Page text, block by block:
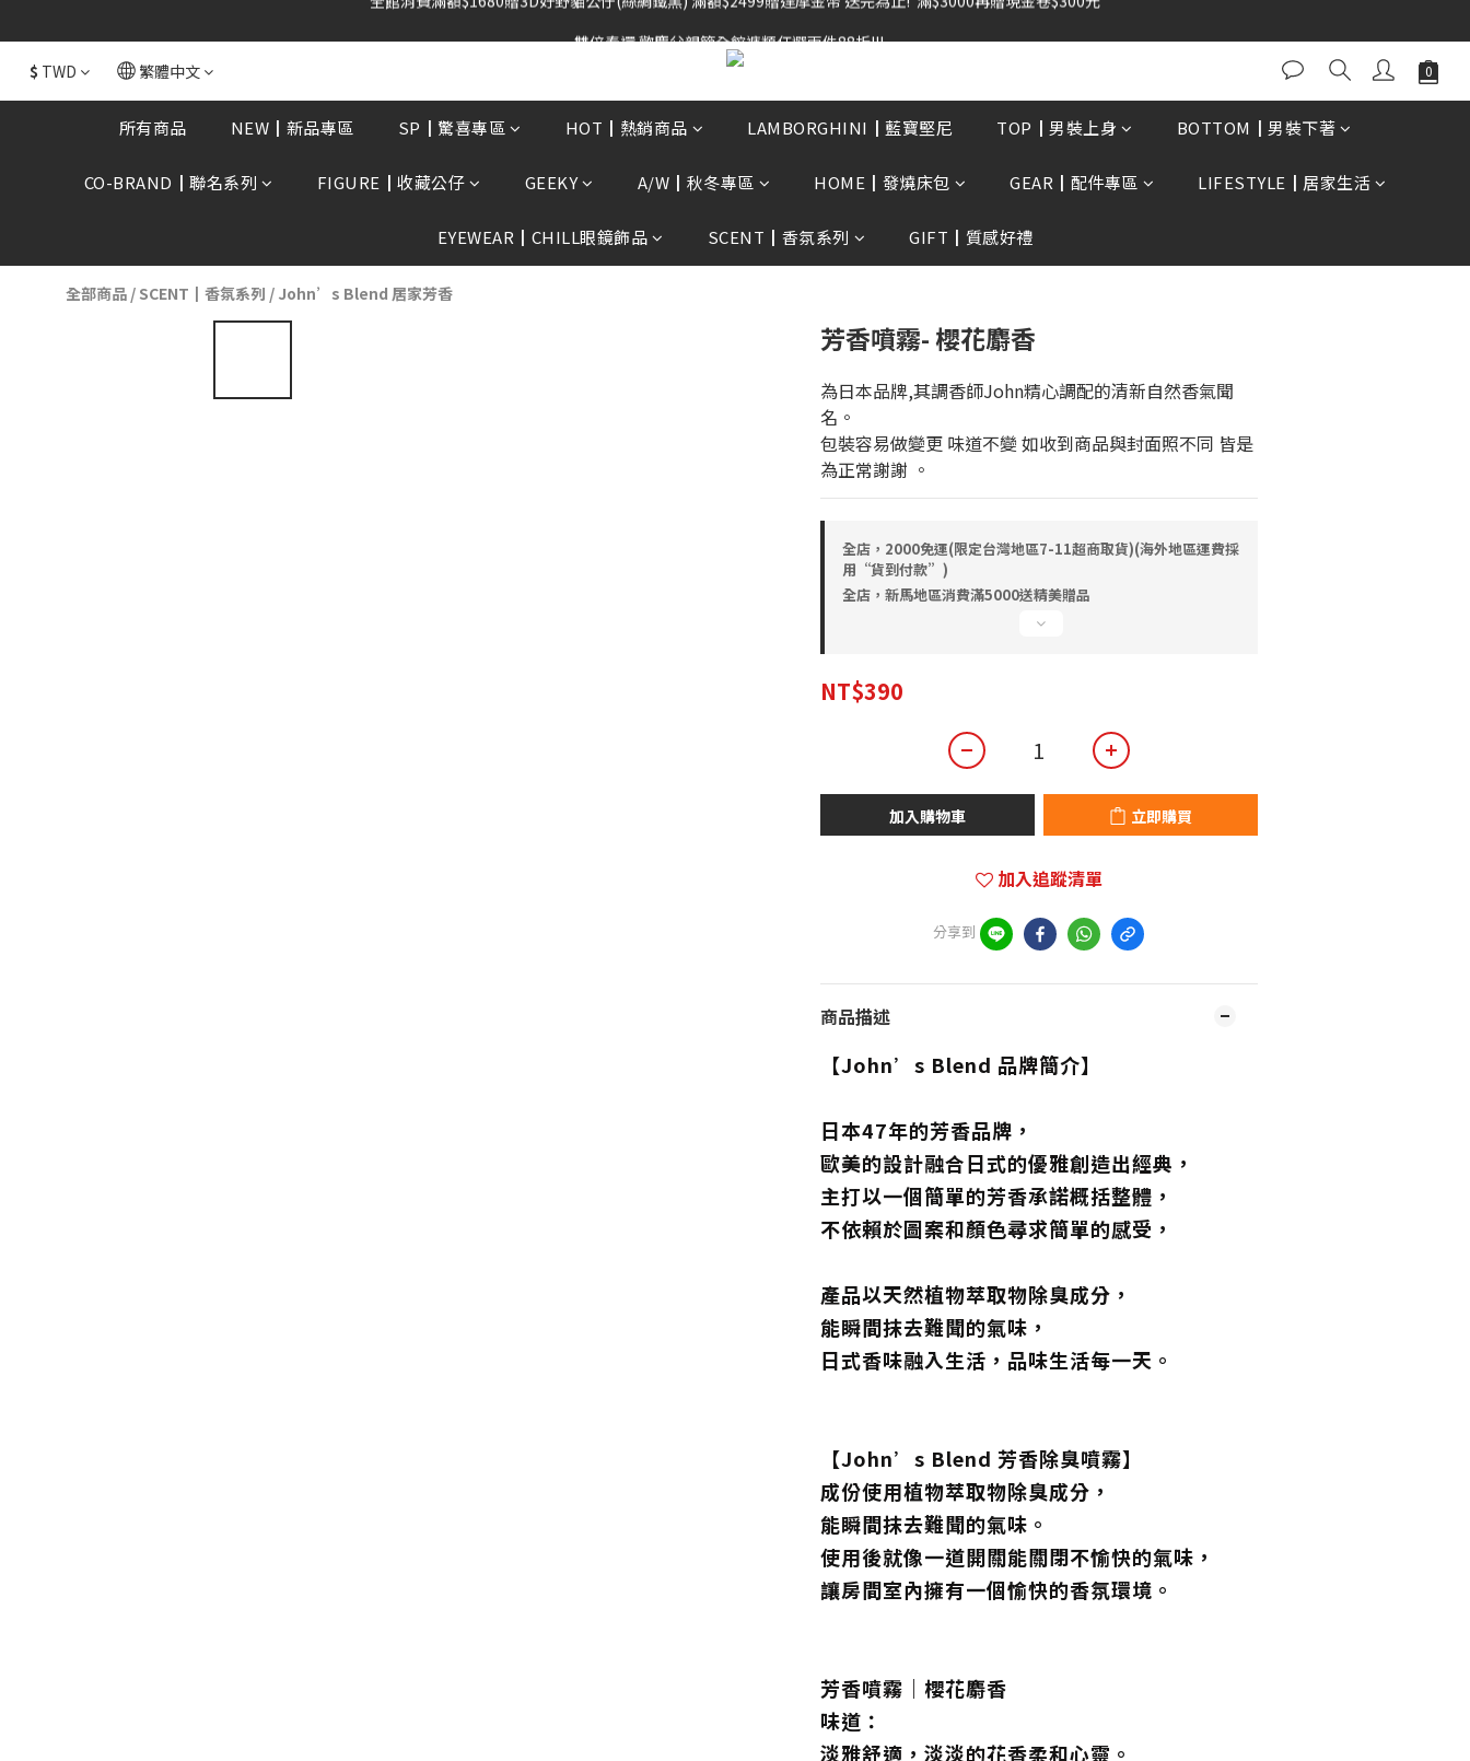
全館消費滿額$1680贈3D好野貓公仔(絲綢鐵黑) 滿額$2499贈達摩金幣 送完為止!  滿$3000再贈現金卷$300元
雙倍奉還 歡慶父親節全館褲類任選兩件88折!!!
$ TWD 繁體中文
所有商品 NEW┃新品專區 SP┃驚喜專區 HOT┃熱銷商品 LAMBORGHINI┃藍寶堅尼 TOP┃男裝上身 BOTTOM┃男裝下著
CO-BRAND┃聯名系列 FIGURE┃收藏公仔 GEEKY A/W┃秋冬專區 HOME┃發燒床包 GEAR┃配件專區 LIFESTYLE┃居家生活
EYEWEAR┃CHILL眼鏡飾品 SCENT┃香氛系列 GIFT┃質感好禮
全部商品 / SCENT┃香氛系列 / John’s Blend 居家芳香
芳香噴霧- 櫻花麝香
為日本品牌,其調香師John精心調配的清新自然香氣聞
名。
包裝容易做變更 味道不變 如收到商品與封面照不同 皆是
為正常謝謝 。
全店，2000免運(限定台灣地區7-11超商取貨)(海外地區運費採
用“貨到付款”)
全店，新馬地區消費滿5000送精美贈品
NT$390
加入購物車 立即購買
加入追蹤清單
分享到
商品描述
【John’s Blend 品牌簡介】
日本47年的芳香品牌，
歐美的設計融合日式的優雅創造出經典，
主打以一個簡單的芳香承諾概括整體，
不依賴於圖案和顏色尋求簡單的感受，
產品以天然植物萃取物除臭成分，
能瞬間抹去難聞的氣味，
日式香味融入生活，品味生活每一天。
【John’s Blend 芳香除臭噴霧】
成份使用植物萃取物除臭成分，
能瞬間抹去難聞的氣味。
使用後就像一道開關能關閉不愉快的氣味，
讓房間室內擁有一個愉快的香氛環境。
芳香噴霧｜櫻花麝香
味道：
淡雅舒適，淡淡的花香柔和心靈。
立即購買